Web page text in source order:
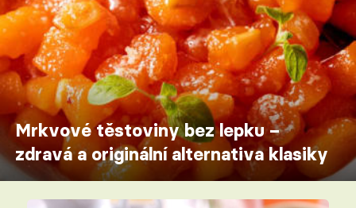
Mrkvové těstoviny bez lepku –
zdravá a originální alternativa klasiky